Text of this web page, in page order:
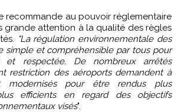
recommande au pouvoir réglementaire
grande attention à la qualité des règles
"La régulation environnementale des
simple et compréhensible par tous pour
et respectée. De nombreux arrêtés
restriction des aéroports demandent à
modernisés pour être rendus plus
efficients en regard des objectifs
visés".